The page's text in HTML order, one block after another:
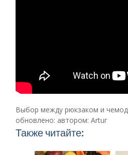
Выбор между рюкзаком и
обновлено: автором: Artur
Также читайте: